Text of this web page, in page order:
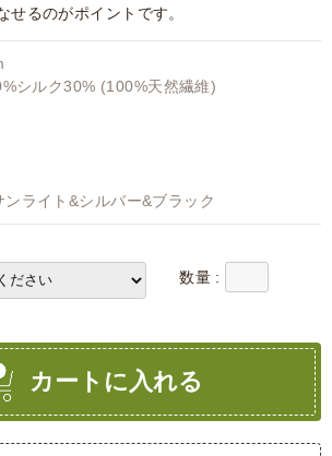
せるのがポイントです。
シルク30% (100%天然繊維)
ライト&シルバー&ブラック
数量 :
カートに入れる